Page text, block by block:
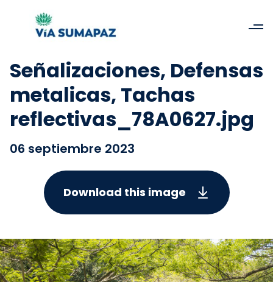
Señalizaciones, Defensas
metalicas, Tachas
reflectivas_78A0627.jpg
06 septiembre 2023
Download this image